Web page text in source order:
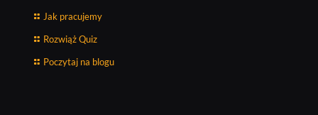
Jak pracujemy
Rozwiąż Quiz
Poczytaj na blogu